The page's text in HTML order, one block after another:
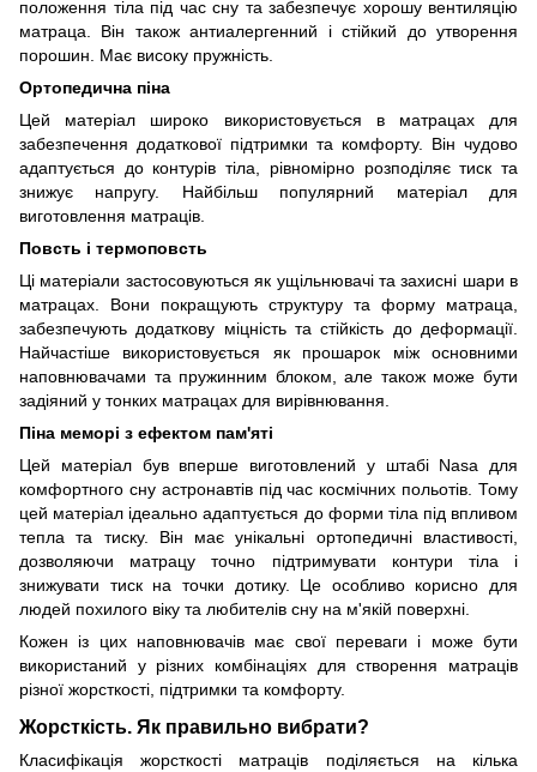
положення тіла під час сну та забезпечує хорошу вентиляцію
матраца. Він також антиалергенний і стійкий до утворення
порошин. Має високу пружність.
Ортопедична піна
Цей матеріал широко використовується в матрацах для
забезпечення додаткової підтримки та комфорту. Він чудово
адаптується до контурів тіла, рівномірно розподіляє тиск та
знижує напругу. Найбільш популярний матеріал для
виготовлення матраців.
Повсть і термоповсть
Ці матеріали застосовуються як ущільнювачі та захисні шари в
матрацах. Вони покращують структуру та форму матраца,
забезпечують додаткову міцність та стійкість до деформації.
Найчастіше використовується як прошарок між основними
наповнювачами та пружинним блоком, але також може бути
задіяний у тонких матрацах для вирівнювання.
Піна меморі з ефектом пам'яті
Цей матеріал був вперше виготовлений у штабі Nasa для
комфортного сну астронавтів під час космічних польотів. Тому
цей матеріал ідеально адаптується до форми тіла під впливом
тепла та тиску. Він має унікальні ортопедичні властивості,
дозволяючи матрацу точно підтримувати контури тіла і
знижувати тиск на точки дотику. Це особливо корисно для
людей похилого віку та любителів сну на м'якій поверхні.
Кожен із цих наповнювачів має свої переваги і може бути
використаний у різних комбінаціях для створення матраців
різної жорсткості, підтримки та комфорту.
Жорсткість. Як правильно вибрати?
Класифікація жорсткості матраців поділяється на кілька